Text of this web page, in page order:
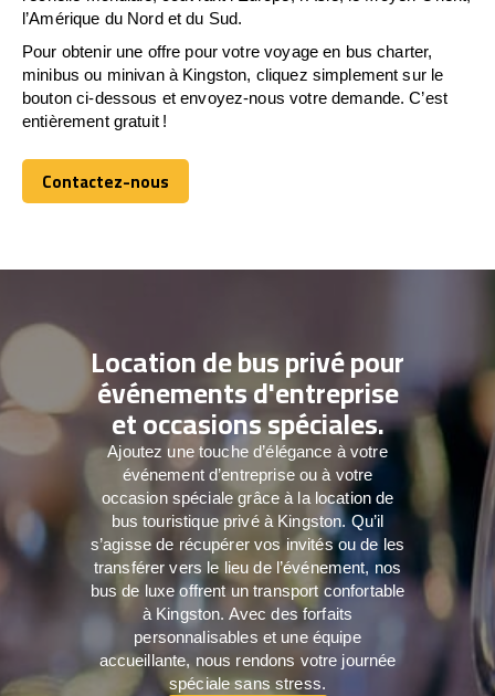
l’Amérique du Nord et du Sud.
Pour obtenir une offre pour votre voyage en bus charter,
minibus ou minivan à Kingston, cliquez simplement sur le
bouton ci-dessous et envoyez-nous votre demande. C’est
entièrement gratuit !
Contactez-nous
Contactez-nous
Location de bus privé pour
événements d'entreprise
et occasions spéciales.
Ajoutez une touche d’élégance à votre
événement d’entreprise ou à votre
occasion spéciale grâce à la location de
bus touristique privé à Kingston. Qu’il
s’agisse de récupérer vos invités ou de les
transférer vers le lieu de l’événement, nos
bus de luxe offrent un transport confortable
à Kingston. Avec des forfaits
personnalisables et une équipe
accueillante, nous rendons votre journée
spéciale sans stress.